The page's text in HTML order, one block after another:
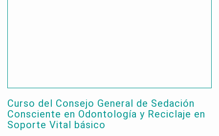
Curso del Consejo General de Sedación
Consciente en Odontología y Reciclaje en
Soporte Vital básico